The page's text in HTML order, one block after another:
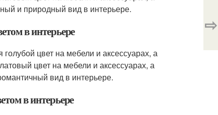
и природный вид в интерьере.
в интерьере
цвет на мебели и аксессуарах, а
цвет на мебели и аксессуарах, а
вид в интерьере.
в интерьере
⇨